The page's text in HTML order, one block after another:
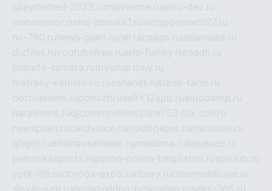
spayderhed-2022.ru movieone.ruevro-dez.ru
webamator.ru ma-absolut1.ruavtopomosch27.ru
nv-750.ru news-plain.ru nertansaga.rudelanalad.ru
dizfiles.ruyoutubefree.ruaria-family.ru roadli.ru
planeta-samara.ru mysmartbuy.ru
matrasy-kemerovo.ruashanet.rutrade-farm.ru
dotcustoms.rudomizbrusa9x12spb.ruautodamp.ru
narasimha.rudjcommodities.ru nv750.rux-ton.ru
newsplain.rucardvoice.ru modopaper.ru manunae.ru
gbget.rualfeihavsalnassr.ru madoma.rutajuncos.ru
petrovkasports.ruporno-online-besplatno.rusplclub.ru
york-life.rudoroga-expo.ru ribery.rucleanmedicine.ru